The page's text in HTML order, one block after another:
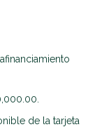
de la tarjeta